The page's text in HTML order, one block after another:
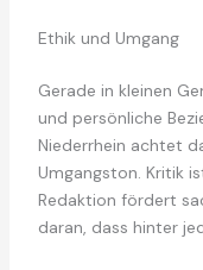
Ethik und Umgang
Gerade in kleinen
und persönliche
Niederrhein achtet
Umgangston. Kritik
Redaktion fördert
daran, dass hinter